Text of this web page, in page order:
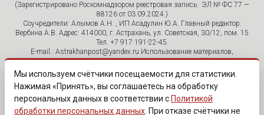
(Зарегистрировано Роскомнадзором реестровая запись: ЭЛ № ФС 77 —
88126 от 03.09.2024.)
Соучредители: Алымов А.Н. , ИП Асадулин Ю.А. Главный редактор:
Вербина А.В. Адрес: 414000, г. Астрахань, ул. Советская, 30/12, пом. 15
Тел. +7 917 191-22-45.
E-mail.: Astrakhanpost@yandex.ru Использование материалов,
размещенных на страницах сетевого издания «Astrakhanpost»,
допускается исключительно с указанием источника и публикацией
активной гиперссылки на портал Astrakhanpost.ru. Комментарии
читателей сайта размещаются без предварительного редактирования.
Редакция оставляет за собой право удалить их с сайта или
отредактировать, если указанные сообщения нарушают законы РФ.
Мы используем счётчики посещаемости для статистики.
Нажимая «Принять», вы соглашаетесь на обработку
персональных данных в соответствии с Политикой
обработки персональных данных . При отказе счётчики не